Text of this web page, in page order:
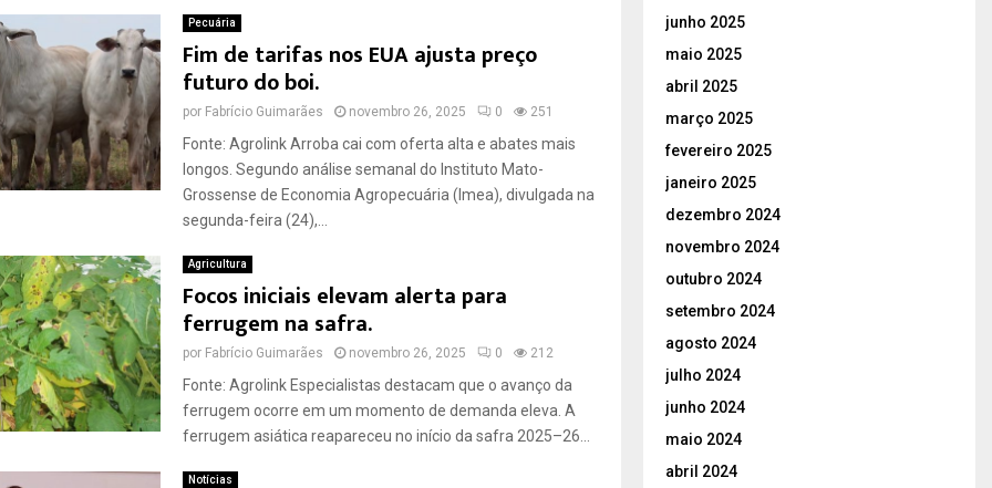
Pecuária
Fim de tarifas nos EUA ajusta preço
futuro do boi.
por Fabrício Guimarães novembro 26, 2025 0 251
Fonte: Agrolink Arroba cai com oferta alta e abates mais
longos. Segundo análise semanal do Instituto Mato-
Grossense de Economia Agropecuária (Imea), divulgada na
segunda-feira (24),...
Agricultura
Focos iniciais elevam alerta para
ferrugem na safra.
por Fabrício Guimarães novembro 26, 2025 0 212
Fonte: Agrolink Especialistas destacam que o avanço da
ferrugem ocorre em um momento de demanda eleva. A
ferrugem asiática reapareceu no início da safra 2025–26...
Notícias
junho 2025
maio 2025
abril 2025
março 2025
fevereiro 2025
janeiro 2025
dezembro 2024
novembro 2024
outubro 2024
setembro 2024
agosto 2024
julho 2024
junho 2024
maio 2024
abril 2024